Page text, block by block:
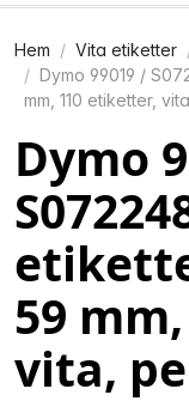
Hem Vita etiketter
Dymo 99019 /
mm, 110 etiketter,
Dymo
59
vita,